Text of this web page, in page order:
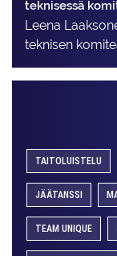
teknisessä
Leena
teknisen
TAITOLUISTELU
JÄÄTANSSI
TEAM UNIQUE